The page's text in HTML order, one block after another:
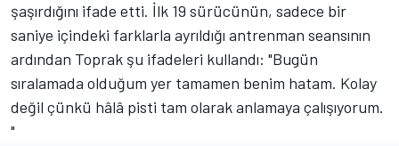
şaşırdığını ifade etti. İlk 19 sürücünün, sadece bir
saniye içindeki farklarla ayrıldığı antrenman seansının
ardından Toprak şu ifadeleri kullandı: "Bugün
sıralamada olduğum yer tamamen benim hatam. Kolay
değil çünkü hâlâ pisti tam olarak anlamaya çalışıyorum.
"